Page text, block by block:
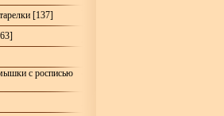
[137]
с росписью